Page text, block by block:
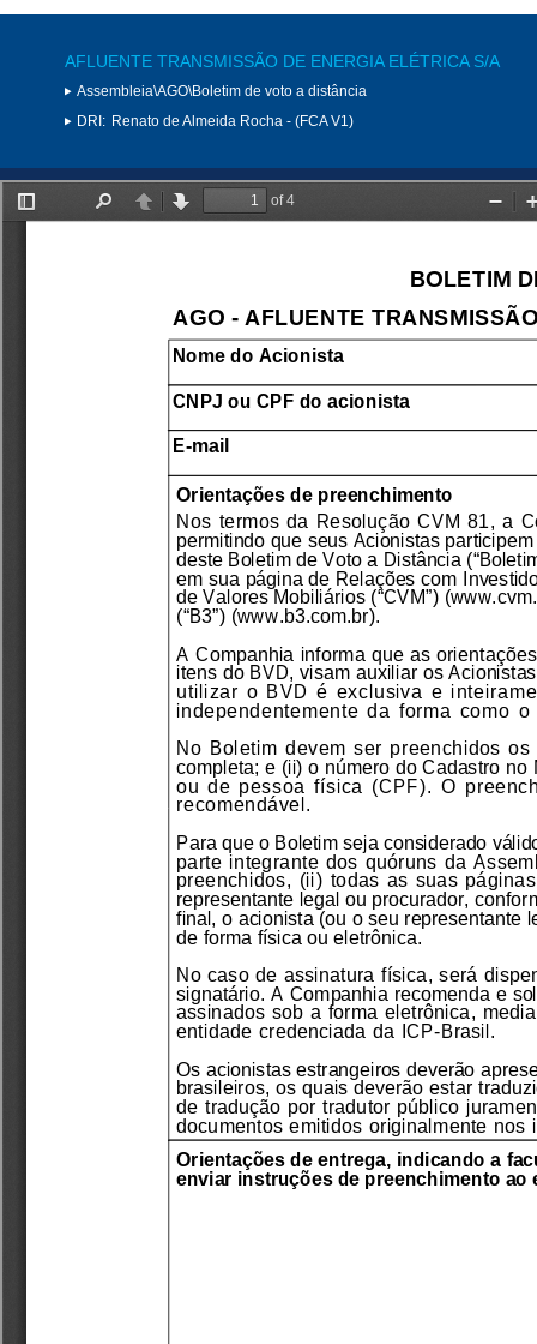
AFLUENTE TRANSMISSÃO DE ENERGIA ELÉTRICA S/A
Assembleia\AGO\Boletim de voto a distância
DRI: Renato de Almeida Rocha - (FCA V1)